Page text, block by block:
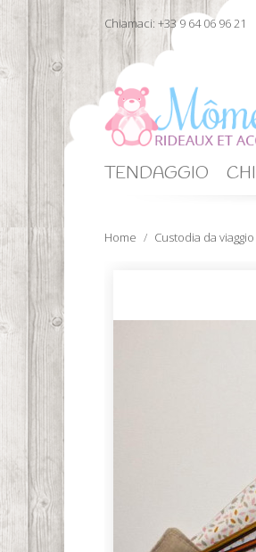
Chiamaci: +33 9 64 06 96 21
TENDAGGIO
Home Custodia da